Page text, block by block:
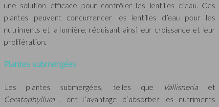
une solution efficace pour contrôler les lentilles d’eau. Ces
plantes peuvent concurrencer les lentilles d’eau pour les
nutriments et la lumière, réduisant ainsi leur croissance et leur
prolifération.
Plantes submergées
Les plantes submergées, telles que Vallisneria et
Ceratophyllum
, ont l’avantage d’absorber les nutriments